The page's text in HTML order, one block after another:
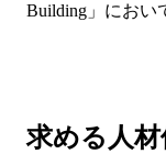
Building」におい
求める人